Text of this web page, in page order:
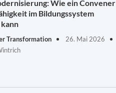
Wie ein Convener
im Bildungssystem
Transformation
26. Mai 2026